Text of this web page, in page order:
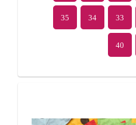
33
34
35
40